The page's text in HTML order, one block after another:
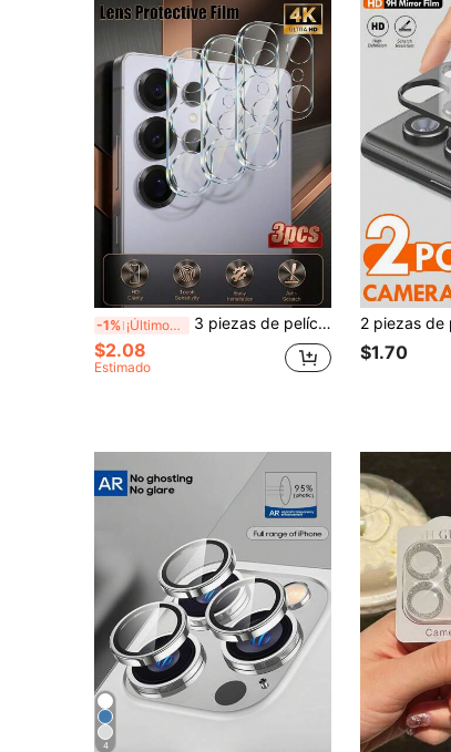
-1% ¡Últimos 3 días 3 piezas de película protectora para lente de cámara, adecuada para Samsung Galaxy S23/S23 Plus/S23 Ultra, Galaxy Z Flip 5, Galaxy Z Fold 5, Galaxy S24 Ultra, S24 FE, A06, A16, A26, A36, A56, Galaxy S25 Ultra, Galaxy Z Flip 7, Galaxy Z Fold 7, S26, S26+, S26 Ultra, A17
$2.08
Estimado
$1.70
4